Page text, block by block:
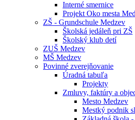
Interné smernice
Projekt Oko mesta
ZŠ - Grundschule Medzev
Školská jedáleň pri ZŠ
Školský klub detí
ZUŠ Medzev
MŠ Medzev
Povinné zverejňovanie
Úradná tabuľa
Projekty
Zmluvy, faktúry a
Mesto Medzev
Mestký podnik